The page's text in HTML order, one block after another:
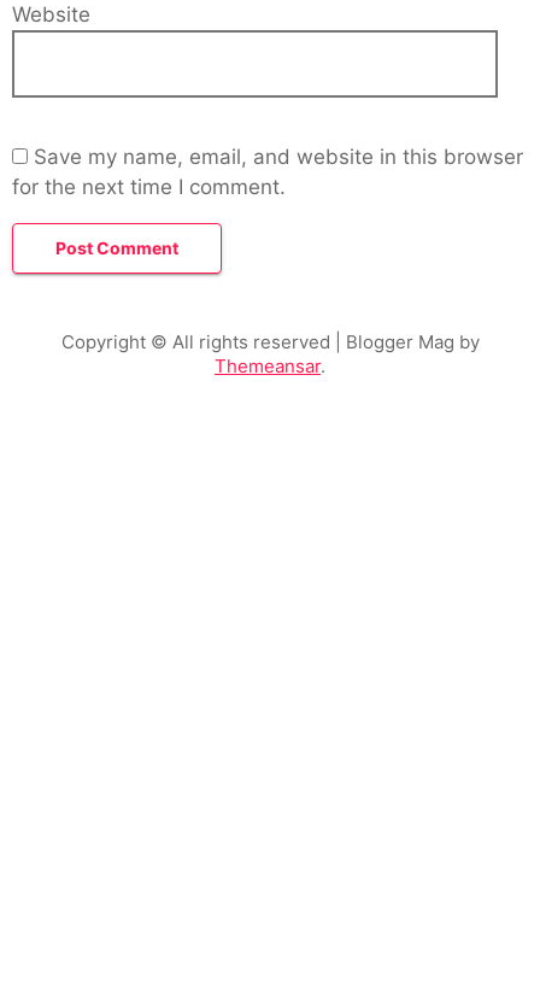
Website
Save my name, email, and website in this browser
for the next time I comment.
Copyright © All rights reserved | Blogger Mag by
Themeansar.